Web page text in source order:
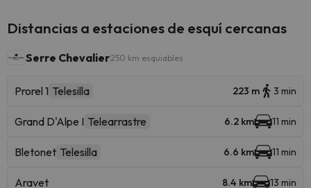
Distancias a estaciones de esquí cercanas
Serre Chevalier250 km esquiables
Prorel 1 Telesilla 223 m 3 min
Grand D'Alpe I Telearrastre 6.2 km 11 min
Bletonet Telesilla 6.6 km 11 min
Aravet 8.4 km 13 min